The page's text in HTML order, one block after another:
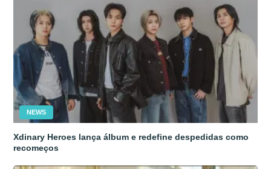
NEWS
Xdinary Heroes lança álbum e redefine despedidas como
recomeços